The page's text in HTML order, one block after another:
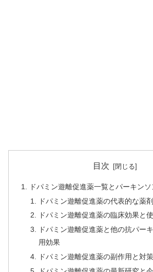
目次
ドパミン遊離促進薬一覧とパーキン
ドパミン遊離促進薬の代表的な薬
ドパミン遊離促進薬の臨床効果と
ドパミン遊離促進薬と他の抗パー
用効果
ドパミン遊離促進薬の副作用と対策